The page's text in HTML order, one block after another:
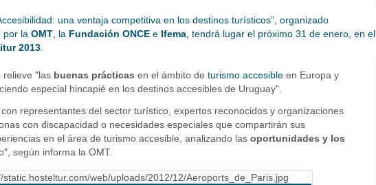
una ventaja competitiva en los destinos turísticos”, organizado
por la OMT , la Fundación ONCE e Ifema , tendrá lugar el próximo 31 de enero, en el
2013
relieve "las buenas prácticas en el ámbito de turismo accesible en Europa y
especial hincapié en los destinos accesibles de Uruguay".
representantes del sector turístico, expertos reconocidos y organizaciones
con discapacidad o necesidades especiales que compartirán sus
en el área de turismo accesible, analizando las oportunidades y los
según informa la OMT.